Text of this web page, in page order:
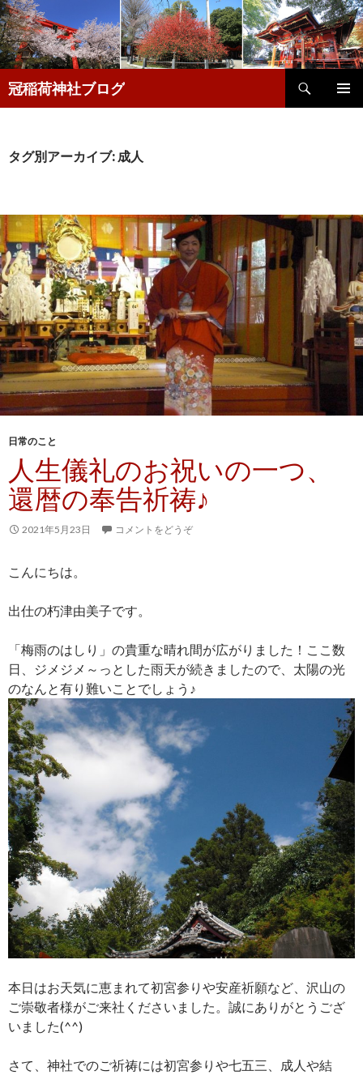
冠稲荷神社ブログ
索
ン
動
タグ別アーカイブ: 成人
日常のこと
人生儀礼のお祝いの一つ、
還暦の奉告祈祷♪
2021年5月23日 コメントをどうぞ
こんにちは。
出仕の朽津由美子です。
「梅雨のはしり」の貴重な晴れ間が広がりました！ここ数
日、ジメジメ～っとした雨天が続きましたので、太陽の光
のなんと有り難いことでしょう♪
本日はお天気に恵まれて初宮参りや安産祈願など、沢山の
ご崇敬者様がご来社くださいました。誠にありがとうござ
いました(^^)
さて、神社でのご祈祷には初宮参りや七五三、成人や結